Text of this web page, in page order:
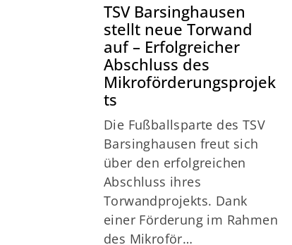
TSV Barsinghausen
stellt neue Torwand
auf – Erfolgreicher
Abschluss des
Mikroförderungsprojek
ts
Die Fußballsparte des TSV
Barsinghausen freut sich
über den erfolgreichen
Abschluss ihres
Torwandprojekts. Dank
einer Förderung im Rahmen
des Mikroför…